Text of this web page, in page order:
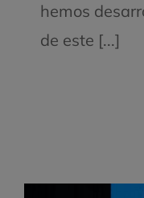
hemos
de este [...]